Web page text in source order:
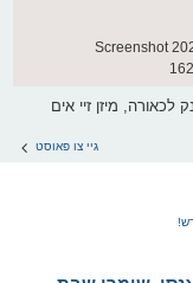
Screenshot
לכאורה, מיזן זיי אים
גיי צו פאוסט